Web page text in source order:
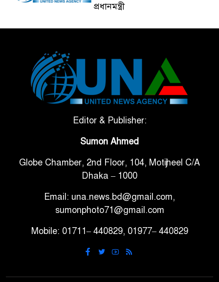
প্রধানমন্ত্রী
টানা ৩ ম্যাচে গোল ভিনির, ইতিহাস
বলছে বিশ্বকাপ জিতবে ব্রাজিল
সরকারি ৩শ কেজি বই বিক্রির
গাড়ি বিক্রির পর মালিকানা
পরিবর্তনে কঠোর নির্দেশনা
আ.লীগ ও বিএনপির বিরুদ্ধে
নাহিদ
ঢাবিতে মাথায় কাঁঠাল পড়ে মালির
Editor & Publisher:
Sumon Ahmed
Globe Chamber, 2nd Floor, 104, Motijheel C/A
Dhaka – 1000
Email: una.news.bd@gmail.com,
sumonphoto71@gmail.com
Mobile: 01711– 440829, 01977– 440829